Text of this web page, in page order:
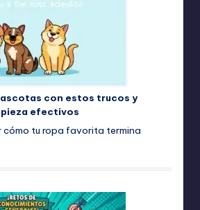
con estos trucos y
efectivos
cómo tu ropa favorita termina